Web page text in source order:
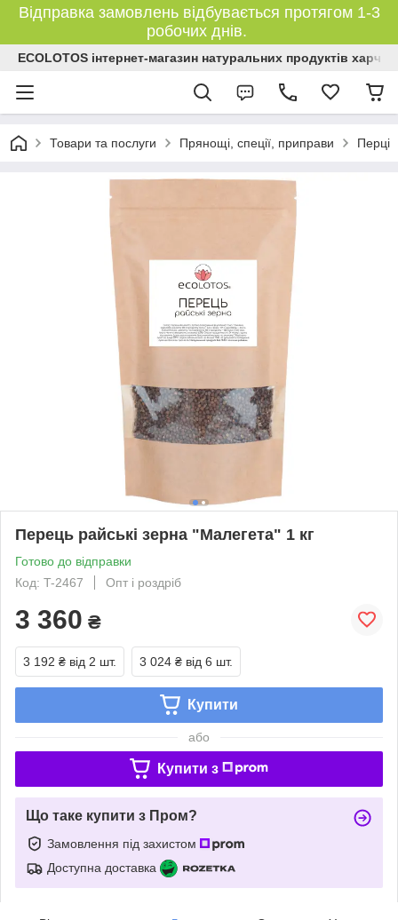
Відправка замовлень відбувається протягом 1-3
робочих днів.
ECOLOTOS інтернет-магазин натуральних продуктів
Товари та послуги Прянощі, спеції, приправи Перці
Перець райські зерна "Малегета" 1 кг
Готово до відправки
Код: T-2467
Опт і роздріб
3 360 ₴
3 192 ₴ від 2 шт. 3 024 ₴ від 6 шт.
Купити
або
Купити з
Що таке купити з Пром?
Замовлення під захистом
Доступна доставка